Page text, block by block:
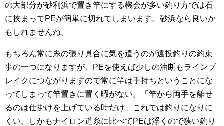
の大部分が砂利浜で置き竿にする機会が多い釣り方では石
に挟まってPEが簡単に切れてしまいます。砂浜なら良いか
もしれませんね。
もちろん常に糸の張り具合に気を遣うのが遠投釣りの約束
事の一つになりますが、PEを使えば少しの油断もラインブ
レイクにつながりますので常に竿は手持ちということにな
ってしまって竿置きに置く暇がない。「竿から両手を離せ
るのは仕掛けを上げている時だけ」これでは釣りになりに
くい。しかもナイロン道糸に比べてPEは浮くので狭い釣り